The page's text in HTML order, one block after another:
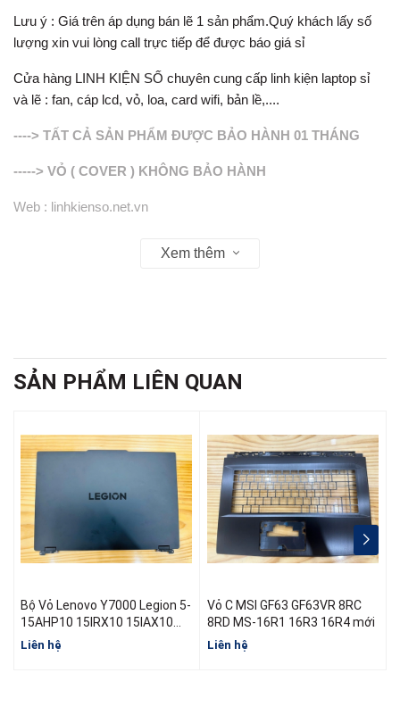
Lưu ý : Giá trên áp dụng bán lẽ 1 sản phẩm.Quý khách lấy số
lượng xin vui lòng call trực tiếp để được báo giá sỉ
Cửa hàng LINH KIỆN SỐ chuyên cung cấp linh kiện laptop sỉ
và lẽ : fan, cáp lcd, vỏ, loa, card wifi, bản lề,....
----> TẤT CẢ SẢN PHẨM ĐƯỢC BẢO HÀNH 01 THÁNG
-----> VỎ ( COVER ) KHÔNG BẢO HÀNH
Web : linhkienso.net.vn
Xem thêm
SẢN PHẨM LIÊN QUAN
Bộ Vỏ Lenovo Y7000 Legion 5-
15AHP10 15IRX10 15IAX10
R7000 Y7000 Đời 2025
Liên hệ
Vỏ C MSI GF63 GF63VR 8RC
8RD MS-16R1 16R3 16R4 mới
Liên hệ